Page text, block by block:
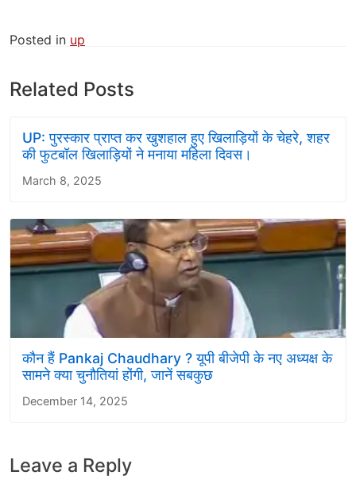
Posted in up
Related Posts
UP: पुरस्कार प्राप्त कर खुशहाल हुए खिलाड़ियों के चेहरे, शहर
की फुटबॉल खिलाड़ियों ने मनाया महिला दिवस।
March 8, 2025
कौन हैं Pankaj Chaudhary ? यूपी बीजेपी के नए अध्यक्ष के
सामने क्या चुनौतियां होंगी, जानें सबकुछ
December 14, 2025
Leave a Reply